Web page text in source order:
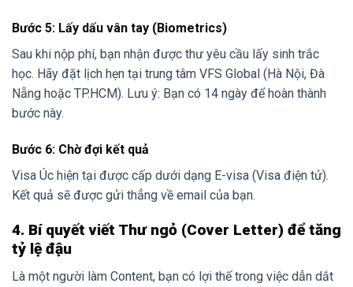
Bước 5: Lấy dấu vân tay (Biometrics)
Sau khi nộp phí, bạn nhận được thư yêu cầu lấy sinh trắc
học. Hãy đặt lịch hẹn tại trung tâm VFS Global (Hà Nội, Đà
Nẵng hoặc TP.HCM). Lưu ý: Bạn có 14 ngày để hoàn thành
bước này.
Bước 6: Chờ đợi kết quả
Visa Úc hiện tại được cấp dưới dạng E-visa (Visa điện tử).
Kết quả sẽ được gửi thẳng về email của bạn.
4. Bí quyết viết Thư ngỏ (Cover Letter) để tăng
tỷ lệ đậu
Là một người làm Content, bạn có lợi thế trong việc dẫn dắt